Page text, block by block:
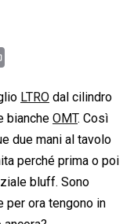
i
n
t
LTRO dal cilindro
bianche OMT. Così
due mani al tavolo
perché prima o poi
bluff. Sono
per ora tengono in